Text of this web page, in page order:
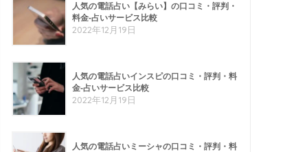
人気の電話占い【みらい】の口コミ・評判・
料金-占いサービス比較
2022年12月19日
人気の電話占いインスピの口コミ・評判・料
金-占いサービス比較
2022年12月19日
人気の電話占いミーシャの口コミ・評判・料